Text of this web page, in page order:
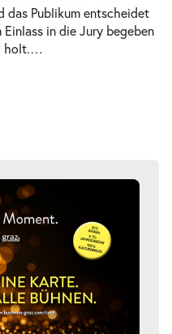
das Publikum entscheidet
in die Jury begeben
holt.…